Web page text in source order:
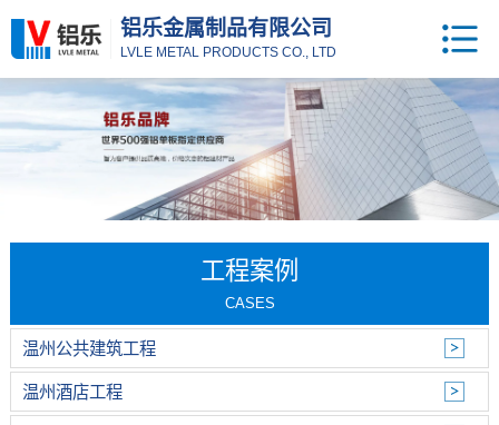
铝乐金属制品有限公司
LVLE METAL PRODUCTS CO., LTD
工程案例
CASES
温州公共建筑工程
温州酒店工程